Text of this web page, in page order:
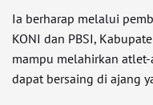
Ia berharap melalui
KONI dan PBSI,
mampu melahirkan
dapat bersaing di ajang